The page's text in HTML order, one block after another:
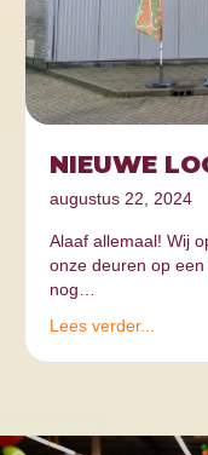
NIEUWE
augustus 22, 2024
Alaaf allemaal! Wij
onze deuren op
nog…
Lees verder...